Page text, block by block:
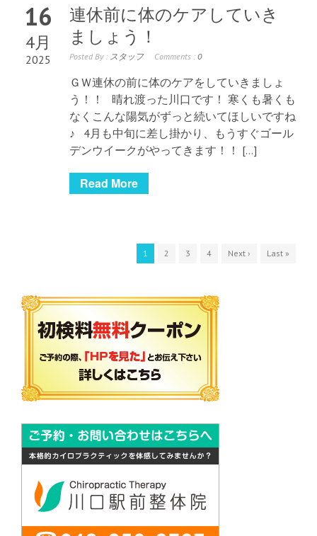
16
4月
2025
連休前に体のケアしていき
ましょう！
Posted By : スタッフ Comments : 0
ＧＷ連休の前に体のケアをしていきましょ
う！！ 晴れ渡った川口です！ 寒くも暑くも
なくこんな陽気がずっと続いてほしいですね
♪ 4月も中旬に差し掛かり、もうすぐゴール
デンウイークがやってきます！！ […]
Read More
1 2 3 4 Next › Last »